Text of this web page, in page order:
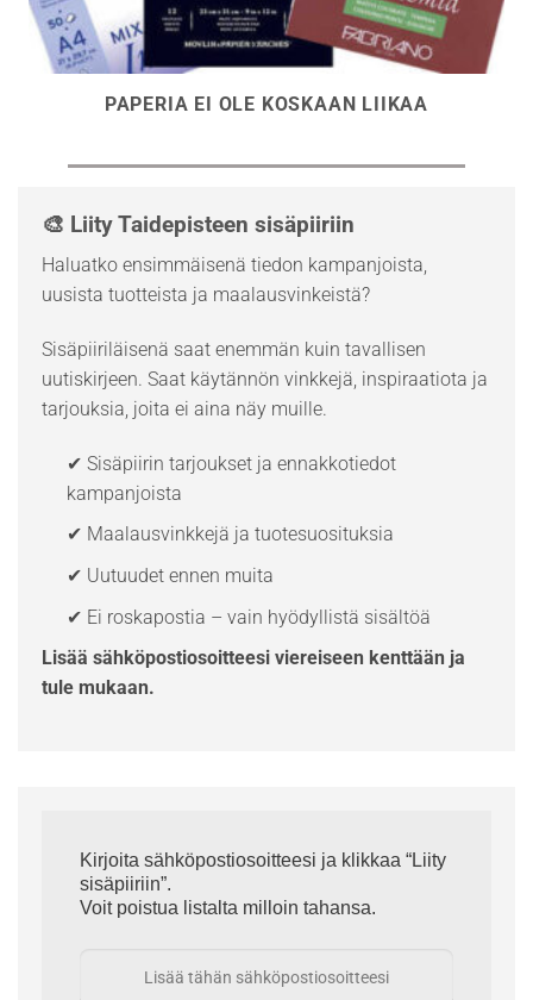
PAPERIA EI OLE KOSKAAN LIIKAA
🎨 Liity Taidepisteen sisäpiiriin
Haluatko ensimmäisenä tiedon kampanjoista,
uusista tuotteista ja maalausvinkeistä?
Sisäpiiriläisenä saat enemmän kuin tavallisen
uutiskirjeen. Saat käytännön vinkkejä, inspiraatiota ja
tarjouksia, joita ei aina näy muille.
✔ Sisäpiirin tarjoukset ja ennakkotiedot
kampanjoista
✔ Maalausvinkkejä ja tuotesuosituksia
✔ Uutuudet ennen muita
✔ Ei roskapostia – vain hyödyllistä sisältöä
Lisää sähköpostiosoitteesi viereiseen kenttään ja
tule mukaan.
Kirjoita sähköpostiosoitteesi ja klikkaa “Liity
sisäpiiriin”.
Voit poistua listalta milloin tahansa.